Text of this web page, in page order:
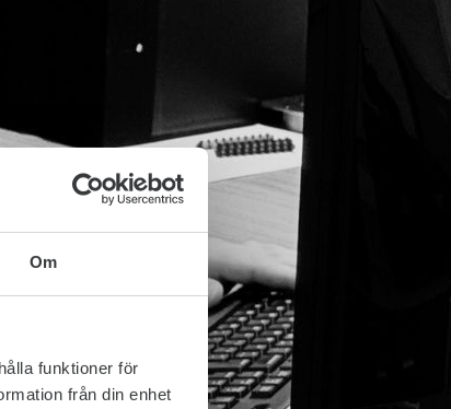
Om
funktioner för
från din enhet